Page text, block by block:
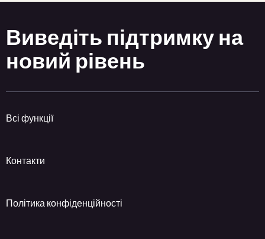
Виведіть підтримку на
новий рівень
Всі функції
Контакти
Політика конфіденційності